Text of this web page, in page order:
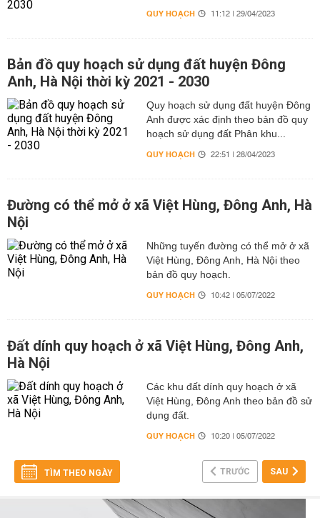
QUY HOẠCH 11:12 | 29/04/2023
Bản đồ quy hoạch sử dụng đất huyện Đông
Anh, Hà Nội thời kỳ 2021 - 2030
Quy hoạch sử dụng đất huyện Đông
Anh được xác định theo bản đồ quy
hoạch sử dụng đất Phân khu...
QUY HOẠCH 22:51 | 28/04/2023
Đường có thể mở ở xã Việt Hùng, Đông Anh, Hà
Nội
Những tuyến đường có thể mở ở xã
Việt Hùng, Đông Anh, Hà Nội theo
bản đồ quy hoạch.
QUY HOẠCH 10:42 | 05/07/2022
Đất dính quy hoạch ở xã Việt Hùng, Đông Anh,
Hà Nội
Các khu đất dính quy hoạch ở xã
Việt Hùng, Đông Anh theo bản đồ sử
dụng đất.
QUY HOẠCH 10:20 | 05/07/2022
TÌM THEO NGÀY TRƯỚC SAU